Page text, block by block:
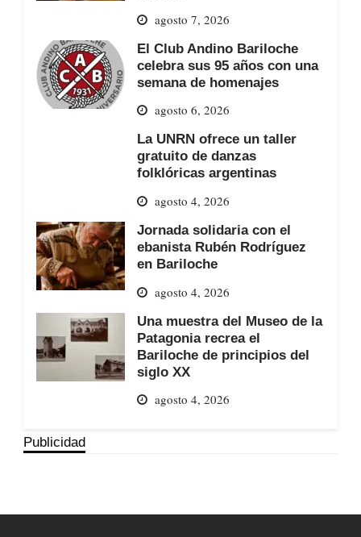
agosto 7, 2026
El Club Andino Bariloche
celebra sus 95 años con una
semana de homenajes
agosto 6, 2026
La UNRN ofrece un taller
gratuito de danzas
folklóricas argentinas
agosto 4, 2026
Jornada solidaria con el
ebanista Rubén Rodríguez
en Bariloche
agosto 4, 2026
Una muestra del Museo de la
Patagonia recrea el
Bariloche de principios del
siglo XX
agosto 4, 2026
Publicidad